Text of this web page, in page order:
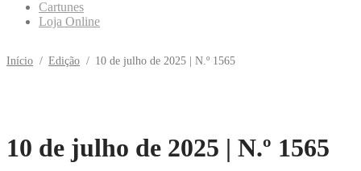
Cartunes
Loja Online
Início / Edição / 10 de julho de 2025 | N.º 1565
10 de julho de 2025 | N.º 1565